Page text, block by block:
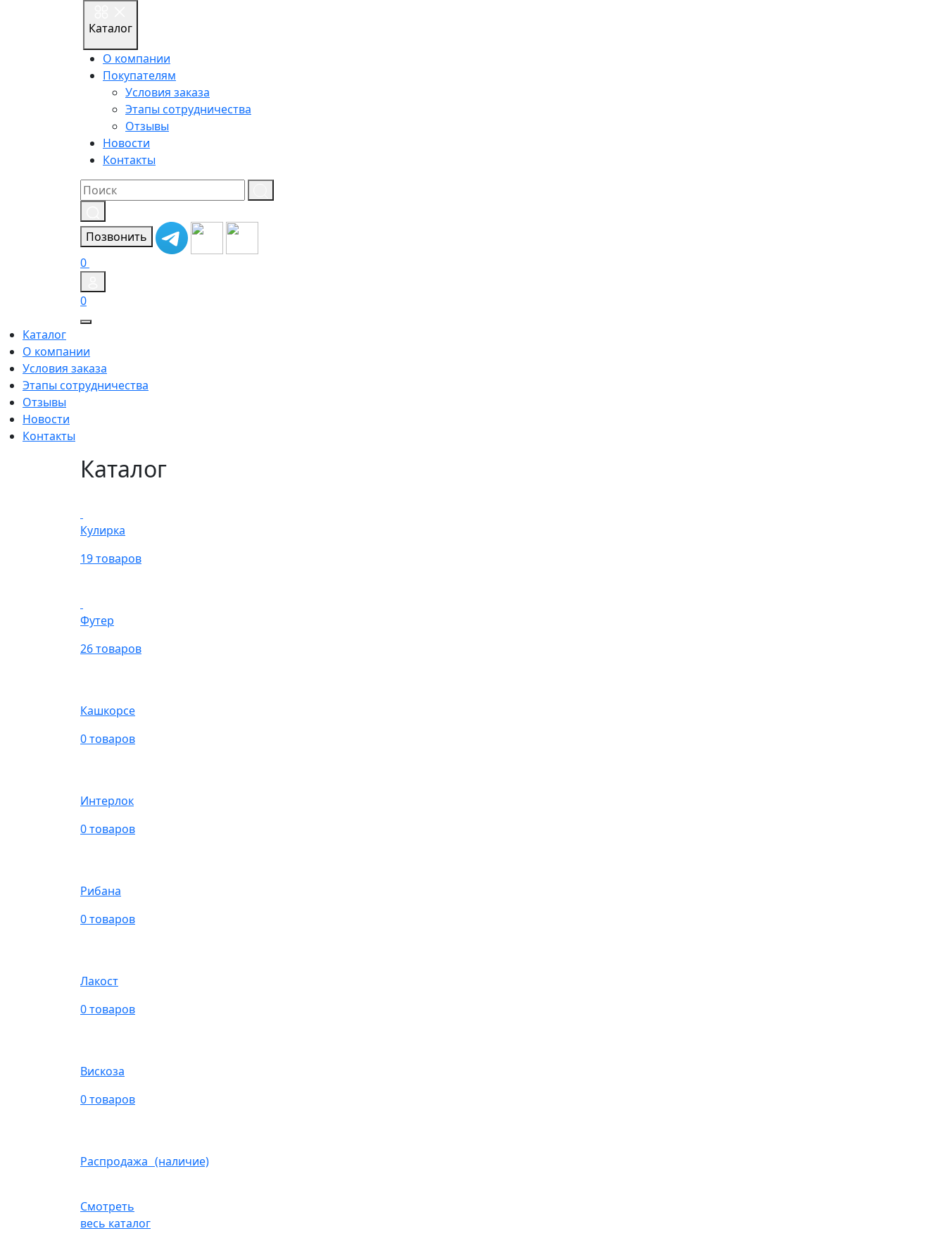
Каталог
О компании
Покупателям
Условия заказа
Этапы сотрудничества
Отзывы
Новости
Контакты
Результат
поиска:
Позвонить
0
0
Каталог
О компании
Условия заказа
Этапы сотрудничества
Отзывы
Новости
Контакты
Каталог
Кулирка
19 товаров
Футер
26 товаров
Кашкорсе
0 товаров
Интерлок
0 товаров
Рибана
0 товаров
Лакост
0 товаров
Вискоза
0 товаров
Распродажа (наличие)
Смотреть
весь каталог